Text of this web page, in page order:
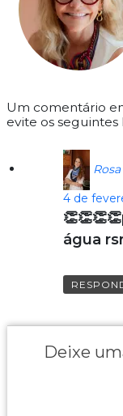
Um comentário
evite os seguintes
4 de
água
Deixe